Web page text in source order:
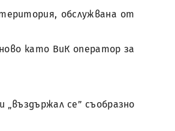
обслужвана от
като ВиК оператор за
„въздържал се” съобразно